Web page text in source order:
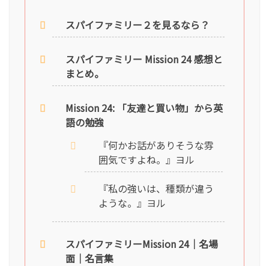
スパイファミリー２を見るなら？
スパイファミリー Mission 24 感想と
まとめ。
Mission 24: 「友達と買い物」から英
語の勉強
『何かお話がありそうな雰
囲気ですよね。』ヨル
『私の強いは、種類が違う
ような。』ヨル
スパイファミリーMission 24｜名場
面｜名言集